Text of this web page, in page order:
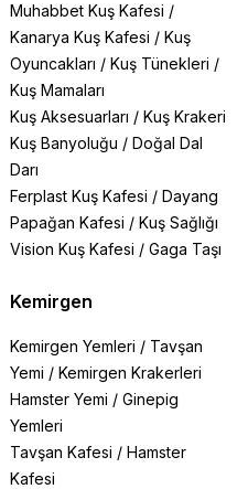
Muhabbet Kuş Kafesi /
Kanarya Kuş Kafesi / Kuş
Oyuncakları / Kuş Tünekleri /
Kuş Mamaları
Kuş Aksesuarları / Kuş Krakeri
Kuş Banyoluğu / Doğal Dal
Darı
Ferplast Kuş Kafesi / Dayang
Papağan Kafesi / Kuş Sağlığı
Vision Kuş Kafesi / Gaga Taşı
Kemirgen
Kemirgen Yemleri / Tavşan
Yemi / Kemirgen Krakerleri
Hamster Yemi / Ginepig
Yemleri
Tavşan Kafesi / Hamster
Kafesi